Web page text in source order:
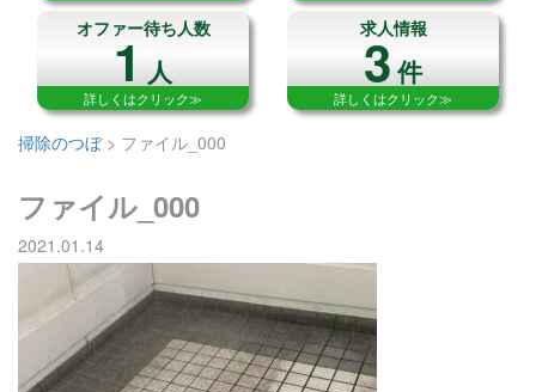
オファー待ち人数
1人
詳しくはクリック≫
求人情報
3件
詳しくはクリック≫
掃除のつぼ> ファイル_000
ファイル_000
2021.01.14